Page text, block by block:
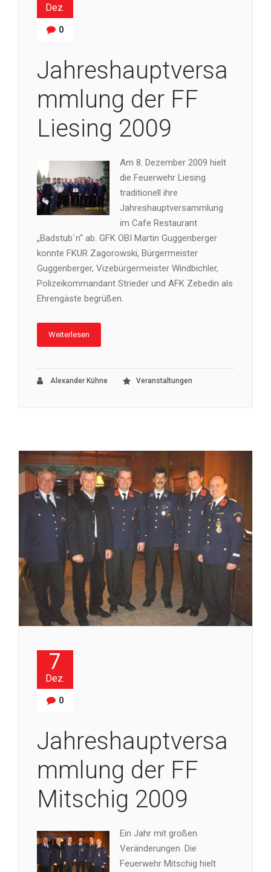
Dez.
0
Jahreshauptversa
mmlung der FF
Liesing 2009
Am 8. Dezember 2009 hielt
die Feuerwehr Liesing
traditionell ihre
Jahreshauptversammlung
im Cafe Restaurant
„Badstub`n“ ab. GFK OBI Martin Guggenberger
konnte FKUR Zagorowski, Bürgermeister
Guggenberger, Vizebürgermeister Windbichler,
Polizeikommandant Strieder und AFK Zebedin als
Ehrengäste begrüßen.
Weiterlesen
Alexander Kühne Veranstaltungen
7
Dez.
0
Jahreshauptversa
mmlung der FF
Mitschig 2009
Ein Jahr mit großen
Veränderungen. Die
Feuerwehr Mitschig hielt